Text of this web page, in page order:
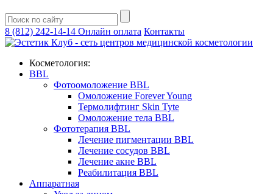
8 (812) 242-14-14 Онлайн оплата Контакты
Косметология:
BBL
Фотоомоложение BBL
Омоложение Forever Young
Термолифтинг Skin Tyte
Омоложение тела BBL
Фототерапия BBL
Лечение пигментации BBL
Лечение сосудов BBL
Лечение акне BBL
Реабилитация BBL
Аппаратная